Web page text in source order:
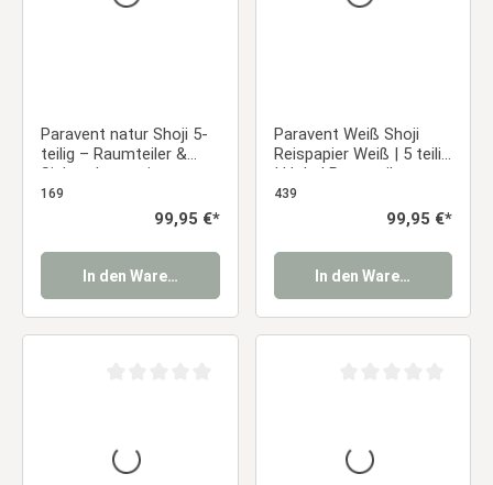
Paravent natur Shoji 5-
teilig – Raumteiler &
Sichtschutz mit
Reispapier
169
Regulärer Preis:
99,95 €*
In den Warenkorb
Paravent Weiß Shoji
Reispapier Weiß | 5 teilig
| Holz | Raumteiler
Trennwand Sichtschutz
439
Regulärer Preis:
99,95 €*
In den Warenkorb